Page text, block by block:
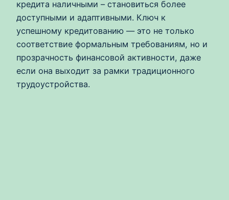
кредита наличными – становиться более
доступными и адаптивными. Ключ к
успешному кредитованию — это не только
соответствие формальным требованиям, но и
прозрачность финансовой активности, даже
если она выходит за рамки традиционного
трудоустройства.